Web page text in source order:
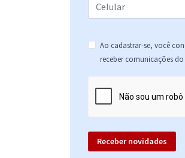
Ao cadastrar-se, você
receber comunicações do
Receber novidades